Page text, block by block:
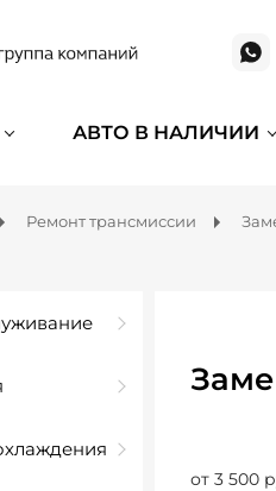
АВТО В НАЛИЧИИ
Ремонт трансмиссии
от 3 500